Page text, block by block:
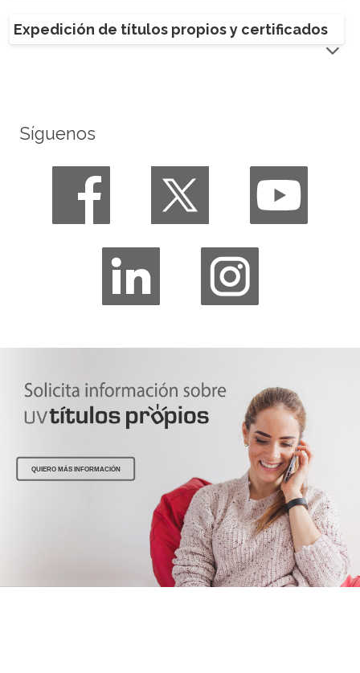
Expedición de títulos propios y certificados
Síguenos
QUIERO MÁS INFORMACIÓN